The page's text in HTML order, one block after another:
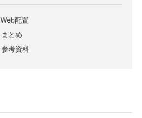
Web配置
とめ
考資料